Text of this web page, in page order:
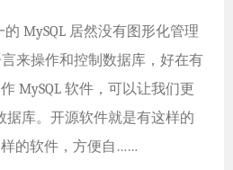
MySQL 居然没有图形化管理
言来操作和控制数据库，好在有
MySQL 软件，可以让我们更
据库。开源软件就是有这样的
的软件，方便自……